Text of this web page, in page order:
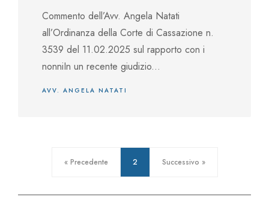
Commento dell’Avv. Angela Natati
all’Ordinanza della Corte di Cassazione n.
3539 del 11.02.2025 sul rapporto con i
nonniIn un recente giudizio...
AVV. ANGELA NATATI
« Precedente 2 Successivo »